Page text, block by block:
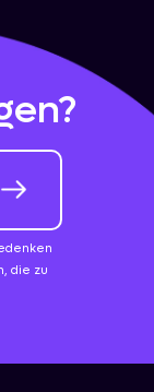
die zu